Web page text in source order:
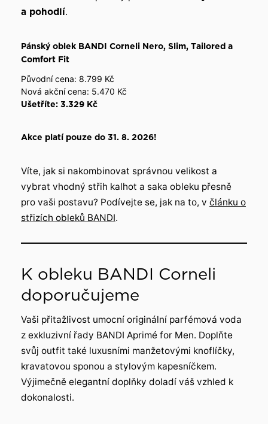
a pohodlí.
Pánský oblek BANDI Corneli Nero, Slim, Tailored a
Comfort Fit
Původní cena: 8.799 Kč
Nová akční cena: 5.470 Kč
Ušetříte: 3.329 Kč
Akce platí pouze do 31. 8. 2026!
Víte, jak si nakombinovat správnou velikost a
vybrat vhodný střih kalhot a saka obleku přesně
pro vaši postavu? Podívejte se, jak na to, v článku o
střizích obleků BANDI.
K obleku BANDI Corneli
doporučujeme
Vaši přitažlivost umocní originální parfémová voda
z exkluzivní řady BANDI Aprimé for Men. Doplňte
svůj outfit také luxusními manžetovými knoflíčky,
kravatovou sponou a stylovým kapesníčkem.
Výjimečně elegantní doplňky doladí váš vzhled k
dokonalosti.